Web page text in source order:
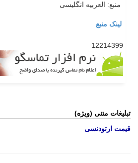
منبع: العربیه انگلیسی
لینک منبع
12214399
تبلیغات متنی (ویژه)
قیمت ارتودنسی